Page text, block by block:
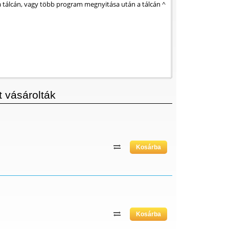
tálcán, vagy több program megnyitása után a tálcán ^
vásárolták